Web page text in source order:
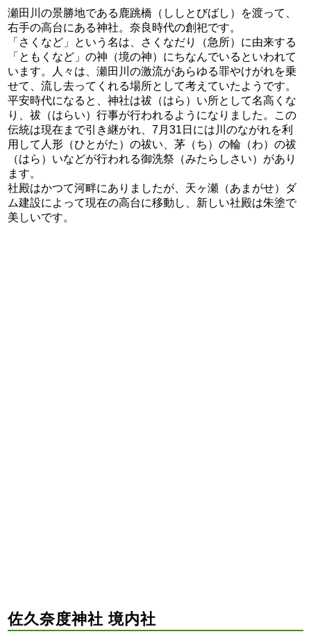
瀬田川の景勝地である鹿跳橋（ししとびばし）を渡って、
右手の高台にある神社。奈良時代の創祀です。
「さくなど」という名は、さくなだり（急所）に由来する
「ともくなど」の神（境の神）にちなんでいるといわれて
います。人々は、瀬田川の激流があらゆる罪やけがれを乗
せて、流し去ってくれる場所として考えていたようです。
平安時代になると、神社は祓（はら）い所として名高くな
り、祓（はらい）行事が行われるようになりました。この
伝統は現在まで引き継がれ、7月31日には川のながれを利
用して人形（ひとがた）の祓い、茅（ち）の輪（わ）の祓
（はら）いなどが行われる御洗祭（みたらしさい）があり
ます。
社殿はかつて河畔にありましたが、天ヶ瀬（あまがせ）ダ
ム建設によって現在の高台に移動し、新しい社殿は朱塗で
美しいです。
佐久奈度神社 境内社